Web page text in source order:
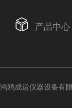
产品中心
鸥成运仪器设备有